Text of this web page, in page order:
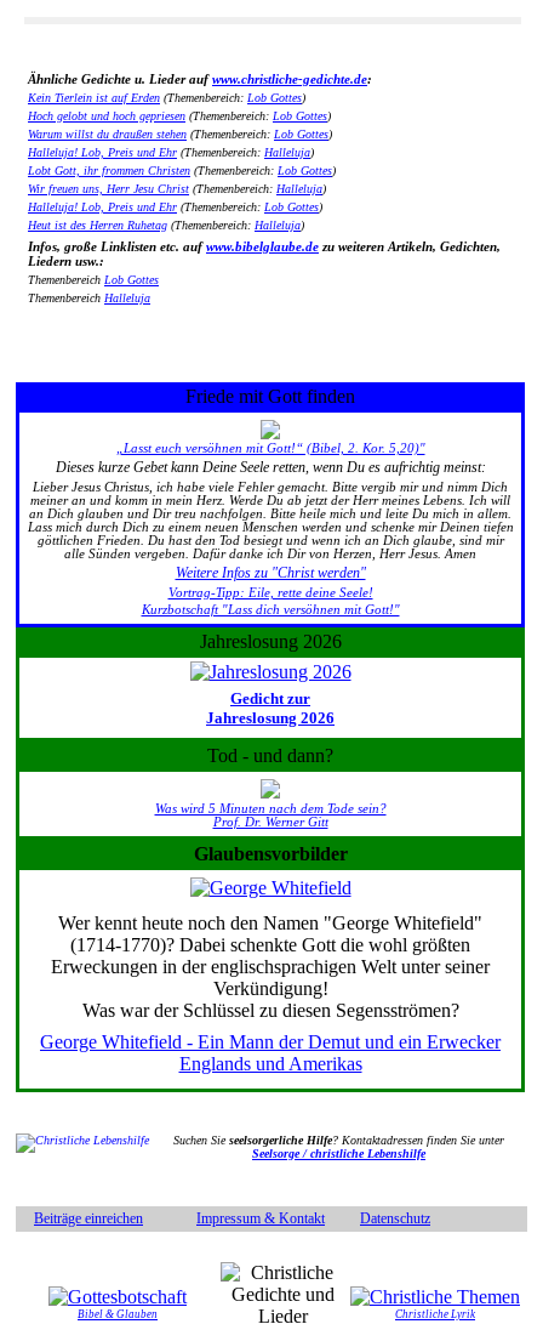
Ähnliche Gedichte u. Lieder aufwww.christliche-gedichte.de:
Kein Tierlein ist auf Erden (Themenbereich: Lob Gottes)
Hoch gelobt und hoch gepriesen (Themenbereich: Lob Gottes)
Warum willst du draußen stehen (Themenbereich: Lob Gottes)
Halleluja! Lob, Preis und Ehr (Themenbereich: Halleluja)
Lobt Gott, ihr frommen Christen (Themenbereich: Lob Gottes)
Wir freuen uns, Herr Jesu Christ (Themenbereich: Halleluja)
Halleluja! Lob, Preis und Ehr (Themenbereich: Lob Gottes)
Heut ist des Herren Ruhetag (Themenbereich: Halleluja)
Infos, große Linklisten etc. aufwww.bibelglaube.de zu weiteren Artikeln, Gedichten,
Liedern usw.:
Themenbereich Lob Gottes
Themenbereich Halleluja
Friede mit Gott finden
„Lasst euch versöhnen mit Gott!“ (Bibel, 2. Kor. 5,20)"
Dieses kurze Gebet kann Deine Seele retten, wenn Du es aufrichtig meinst:
Lieber Jesus Christus, ich habe viele Fehler gemacht. Bitte vergib mir und nimm Dich
meiner an und komm in mein Herz. Werde Du ab jetzt der Herr meines Lebens. Ich will
an Dich glauben und Dir treu nachfolgen. Bitte heile mich und leite Du mich in allem.
Lass mich durch Dich zu einem neuen Menschen werden und schenke mir Deinen tiefen
göttlichen Frieden. Du hast den Tod besiegt und wenn ich an Dich glaube, sind mir
alle Sünden vergeben. Dafür danke ich Dir von Herzen, Herr Jesus. Amen
Weitere Infos zu "Christ werden"
Vortrag-Tipp: Eile, rette deine Seele!
Kurzbotschaft "Lass dich versöhnen mit Gott!"
Jahreslosung 2026
Gedicht zur
Jahreslosung 2026
Tod - und dann?
Was wird 5 Minuten nach dem Tode sein?
Prof. Dr. Werner Gitt
Glaubensvorbilder
Wer kennt heute noch den Namen "George Whitefield"
(1714-1770)? Dabei schenkte Gott die wohl größten
Erweckungen in der englischsprachigen Welt unter seiner
Verkündigung!
Was war der Schlüssel zu diesen Segensströmen?
George Whitefield - Ein Mann der Demut und ein Erwecker
Englands und Amerikas
Suchen Sieseelsorgerliche Hilfe? Kontaktadressen finden Sie unter
Seelsorge / christliche Lebenshilfe
Beiträge einreichen Impressum & Kontakt Datenschutz
Bibel & Glauben Christliche Lyrik